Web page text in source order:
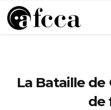
La Bataille de
de